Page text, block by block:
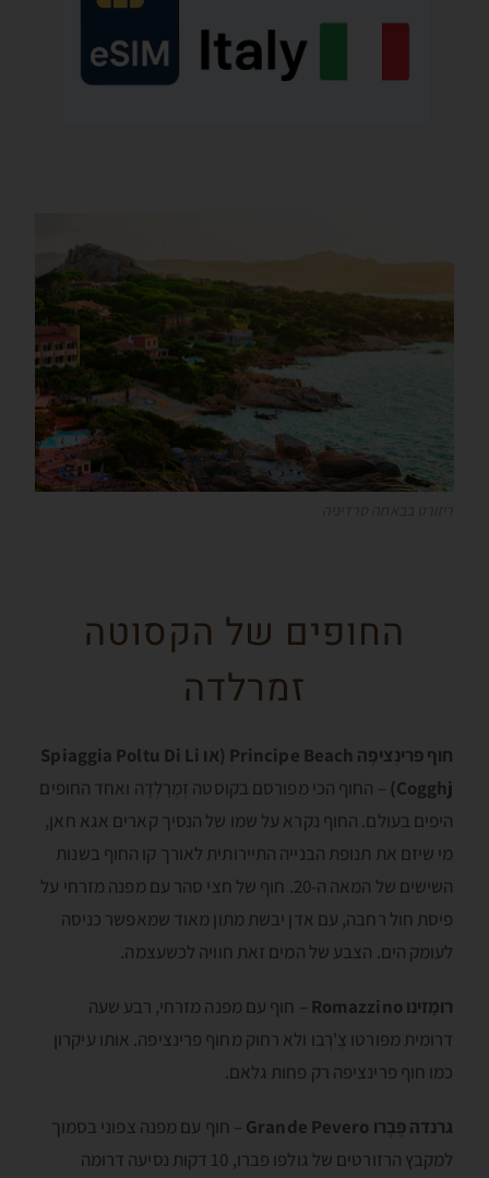
החופים של הקסוטה
זמרלדה
חוף פּרינְציפֶה Principe Beach
(או Spiaggia Poltu Di Li
Cogghj) – החוף הכי מפורסם בקוסטה זְמֶרָלְדָה ואחד החופים
היפים בעולם. החוף נקרא על שמו של הנסיך קארים אגא חאן,
מי שיזם את תנופת הבנייה התיירותית לאורך קו החוף בשנות
השישים של המאה ה-20. חוף של חצי סהר עם מפנה מזרחי על
פיסת חול רחבה, עם אדן יבשת מתון מאוד שמאפשר כניסה
לעומק הים. הצבע של המים זאת חוויה לכשעצמה.
רומָזינו Romazzino
– חוף עם מפנה מזרחי, רבע שעה
דרומית מפּורטו צֶ'רְבו ולא רחוק מחוף פרינציפה. אותו עיקרון
כמו חוף פרינציפה רק פחות גלאם.
גרנדה פֶּבֶרו Grande Pevero
– חוף עם מפנה צפוני בסמוך
למקבץ הרזורטים של גולפו פברו, 10 דקות נסיעה דרומה